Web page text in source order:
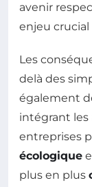
avenir
enjeu
Les
delà des
également
intégrant les
entreprises
écologique
plus en plus